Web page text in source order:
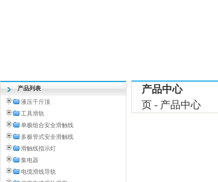
产品列表
液压千斤顶
工具滑轨
单极组合安全滑触线
多极管式安全滑触线
滑触线指示灯
集电器
电缆滑线导轨
产品中心
页 - 产品中心